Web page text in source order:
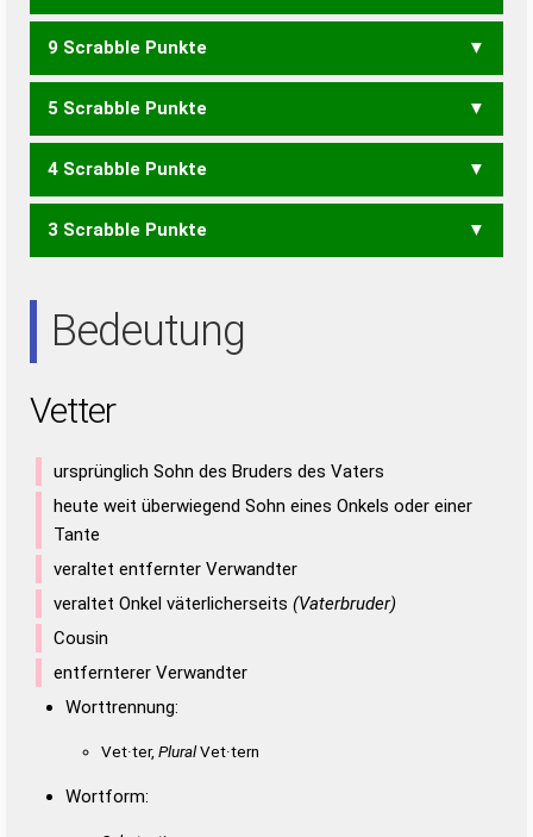
VERTE
9 Scrabble Punkte
ERVE
5 Scrabble Punkte
RETTE TEERT TRETE
4 Scrabble Punkte
REET RETT TEER
3 Scrabble Punkte
Bedeutung
Vetter
ursprünglich Sohn des Bruders des Vaters
heute weit überwiegend Sohn eines Onkels oder einer
Tante
veraltet entfernter Verwandter
veraltet Onkel väterlicherseits (Vaterbruder)
Cousin
entfernterer Verwandter
Worttrennung:
Vet·ter, PluralVet·tern
Wortform: